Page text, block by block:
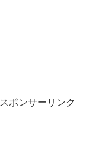
スポンサーリンク